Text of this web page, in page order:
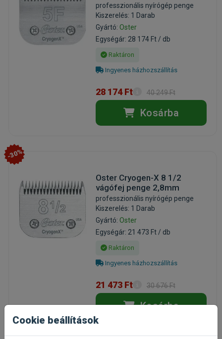
professzionális nyírógép penge
Kiszerelés: 1 Darab
Gyártó: Oster
Egységár: 28 174 Ft / db
Raktáron
Ingyenes házhozszállítás
28 174 Ft 40 249 Ft
Kosárba
-30%
Oster Cryogen-X 8 1/2
vágófej penge 2,8mm
professzionális nyírógép penge
Kiszerelés: 1 Darab
Gyártó: Oster
Egységár: 21 473 Ft / db
Raktáron
Ingyenes házhozszállítás
21 473 Ft 30 676 Ft
Kosárba
Cookie beállítások